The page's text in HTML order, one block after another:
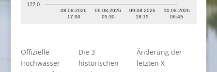
08.08.2026
17:00
09.08.2026
05:30
09.08.2026
18:15
10.08.2026
06:45
122.0
Offizielle
Hochwasser
Die 3
historischen
Änderung der
letzten X